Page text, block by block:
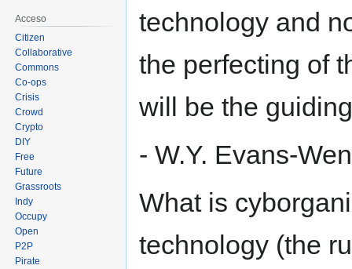
technology and
the perfecting of
will be the
- W.Y. Evans-
What is
technology (the
Acceso
Citizen
Collaborative
Commons
Co-ops
Crisis
Crowd
Crypto
DIY
Free
Future
Grassroots
Indy
Occupy
Open
P2P
Pirate